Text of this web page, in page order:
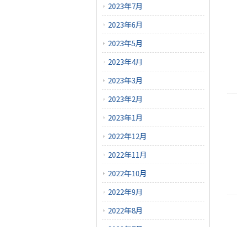
2023年7月
2023年6月
2023年5月
2023年4月
2023年3月
2023年2月
2023年1月
2022年12月
2022年11月
2022年10月
2022年9月
2022年8月